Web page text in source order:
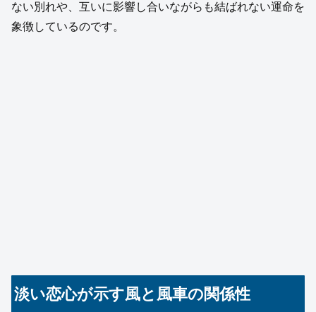
ない別れや、互いに影響し合いながらも結ばれない運命を
象徴しているのです。
淡い恋心が示す風と風車の関係性